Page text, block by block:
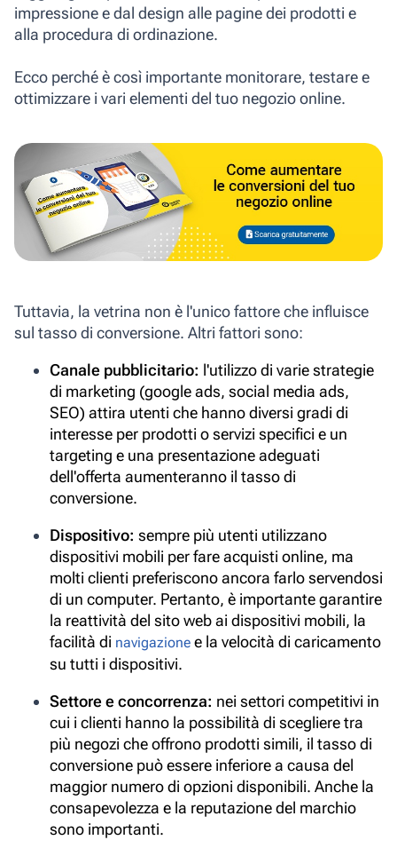
impressione e dal design alle pagine dei prodotti e
alla procedura di ordinazione.
Ecco perché è così importante monitorare, testare e
ottimizzare i vari elementi del tuo negozio online.
Tuttavia, la vetrina non è l'unico fattore che influisce
sul tasso di conversione. Altri fattori sono:
Canale pubblicitario: l'utilizzo di varie strategie
di marketing (google ads, social media ads,
SEO) attira utenti che hanno diversi gradi di
interesse per prodotti o servizi specifici e un
targeting e una presentazione adeguati
dell'offerta aumenteranno il tasso di
conversione.
Dispositivo: sempre più utenti utilizzano
dispositivi mobili per fare acquisti online, ma
molti clienti preferiscono ancora farlo servendosi
di un computer. Pertanto, è importante garantire
la reattività del sito web ai dispositivi mobili, la
facilità di navigazione e la velocità di caricamento
su tutti i dispositivi.
Settore e concorrenza: nei settori competitivi in
cui i clienti hanno la possibilità di scegliere tra
più negozi che offrono prodotti simili, il tasso di
conversione può essere inferiore a causa del
maggior numero di opzioni disponibili. Anche la
consapevolezza e la reputazione del marchio
sono importanti.